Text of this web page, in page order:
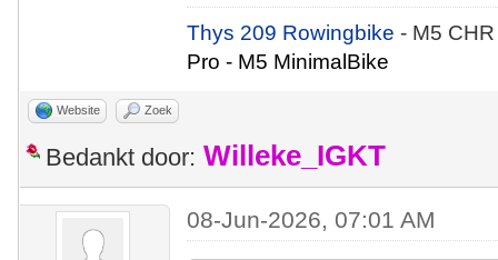
Thys 209 Rowingbike- M5
Pro - M5 MinimalBike
Website Zoek
Bedankt door: Willeke_IGKT
08-Jun-2026, 07:01 AM